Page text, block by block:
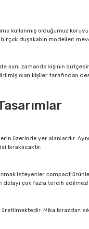
kullanmış olduğumuz
duşakabin modelleri
aynı zamanda kişinin
olan kişiler tarafından
üzerinde yer alanlardır.
bırakacaktır.
isteyenler compact
çok fazla tercih
Mika birazdan